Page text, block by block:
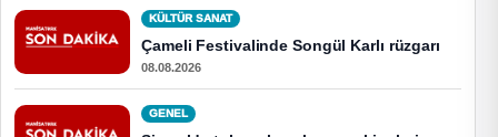
KÜLTÜR SANAT
Çameli Festivalinde Songül Karlı rüzgarı
08.08.2026
GENEL